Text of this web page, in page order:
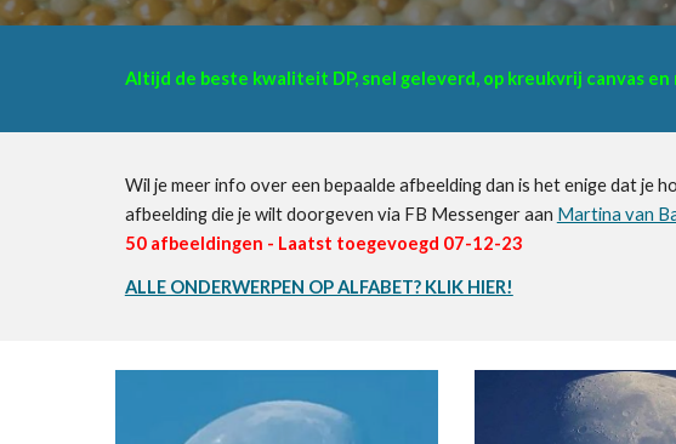
Altijd de beste kwaliteit DP, snel geleverd, op kreukvrij canvas
Wil je meer info over een bepaalde afbeelding dan is het enige dat je
afbeelding die je wilt doorgeven via FB Messenger aan Martina van
50afbeeldingen - Laatst toegevoegd 07-12-23
ALLE ONDERWERPEN OP ALFABET? KLIK HIER!